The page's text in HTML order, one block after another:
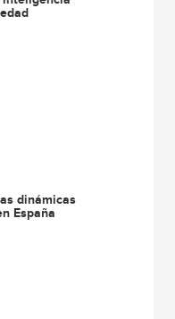
dinámicas
España